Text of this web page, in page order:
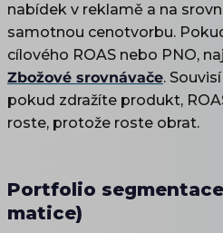
nabídek v reklamě a na
samotnou cenotvorbu.
cílového ROAS nebo PNO,
Zbožové srovnávače.
pokud zdražíte produkt,
roste, protože roste obrat.
Portfolio
matice)